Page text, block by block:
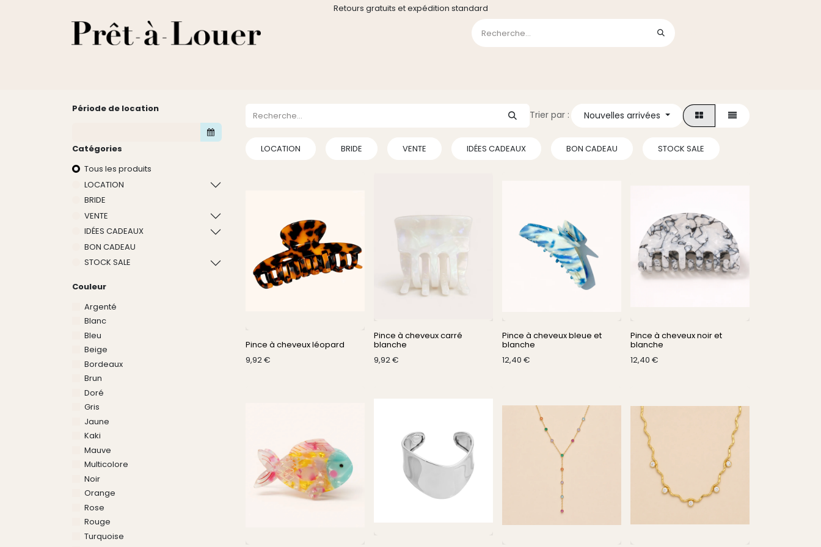
Retours gratuits et expédition standard
Période de location
Catégories
Tous les produits
LOCATION
BRIDE
VENTE
IDÉES CADEAUX
BON CADEAU
STOCK SALE
Couleur
Argenté
Blanc
Bleu
Beige
Bordeaux
Brun
Doré
Gris
Jaune
Kaki
Mauve
Multicolore
Noir
Orange
Rose
Rouge
Turquoise
Trier par : Nouvelles arrivées
LOCATION BRIDE VENTE IDÉES CADEAUX BON CADEAU STOCK SALE
Pince à cheveux léopard
9,92€
Pince à cheveux carré
blanche
9,92€
Pince à cheveux bleue et
blanche
12,40 €
Pince à cheveux noir et
blanche
12,40 €